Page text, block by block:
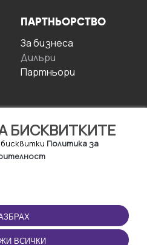
БИСКВИТКИТЕ
Политика за
ВСИЧКИ
ПАРТНЬОРСТВО
За бизнесa
Дилъри
Партньори
ПРИЛОЖЕНИЕТО